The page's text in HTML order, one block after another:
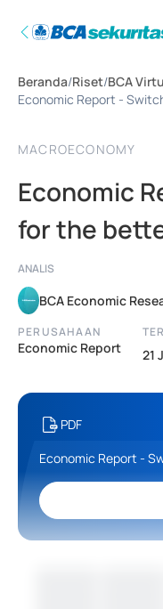
Beranda/Riset/BCA
Economic Report -
MACROECONOMY
Economic
for the
ANALIS
BCA Economic
PERUSAHAAN
Economic Report 21
PDF
Economic Report -